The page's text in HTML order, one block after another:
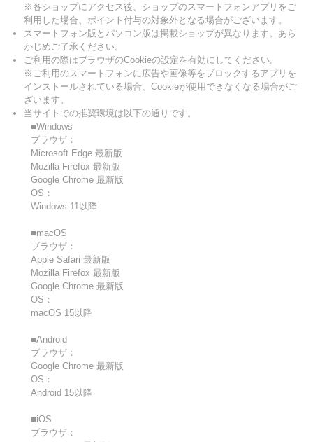
※各ショップにアクセス後、ショップのスマートフォンアプリをご
利用した場合、ポイント付与の対象外となる場合がございます。
スマートフォン版とパソコン版は掲載ショップが異なります。あら
かじめご了承ください。
ご利用の際はブラウザのCookieの設定を有効にしてください。
※ご利用のスマートフォンに広告や画像等をブロックするアプリを
インストールされている場合、Cookieが使用できなくなる場合がご
ざいます。
当サイトでの推奨環境は以下の通りです。
■Windows
ブラウザ：
Microsoft Edge 最新版
Mozilla Firefox 最新版
Google Chrome 最新版
OS：
Windows 11以降
■macOS
ブラウザ：
Apple Safari 最新版
Mozilla Firefox 最新版
Google Chrome 最新版
OS：
macOS 15以降
■Android
ブラウザ：
Google Chrome 最新版
OS：
Android 15以降
■iOS
ブラウザ：